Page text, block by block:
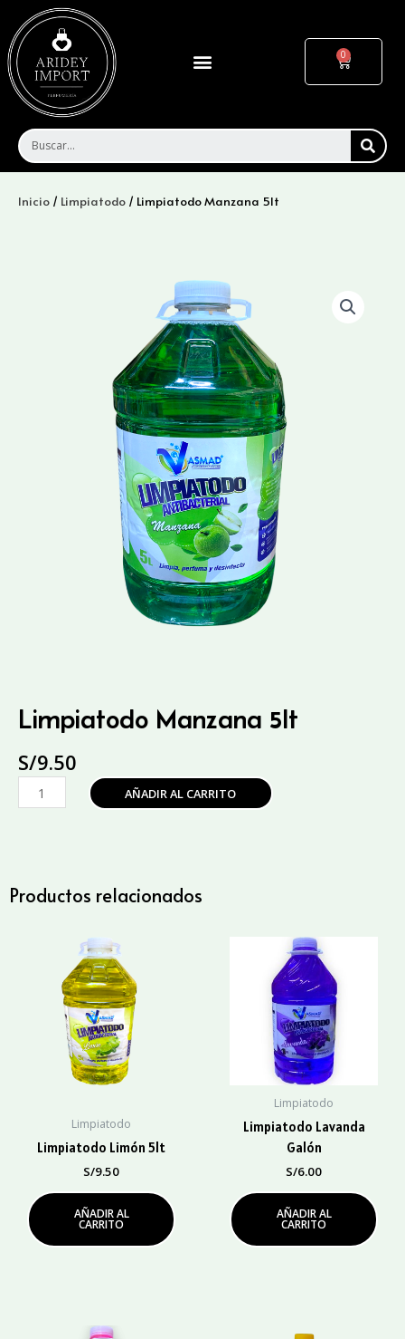
contenido
Menu Cart
Inicio / Limpiatodo / Limpiatodo Manzana 5lt
Limpiatodo Manzana 5lt
S/9.50
Limpiatodo
Manzana
AÑADIR AL CARRITO
Productos relacionados
Limpiatodo
Limpiatodo Limón 5lt
S/9.50
AÑADIR AL
CARRITO
Limpiatodo
Limpiatodo Lavanda
Galón
S/6.00
AÑADIR AL
CARRITO